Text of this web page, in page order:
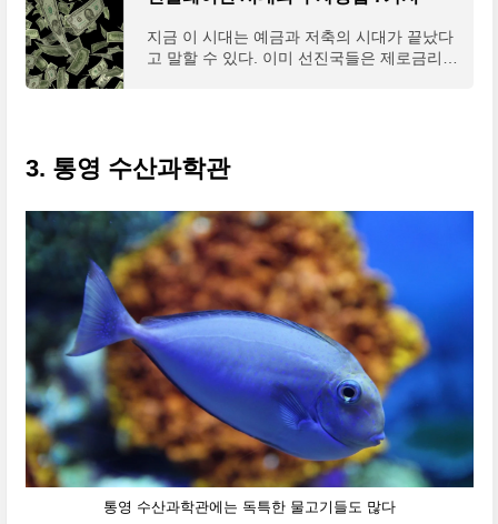
지금 이 시대는 예금과 저축의 시대가 끝났다
고 말할 수 있다. 이미 선진국들은 제로금리를
3. 통영 수산과학관
통영 수산과학관에는 독특한 물고기들도 많다